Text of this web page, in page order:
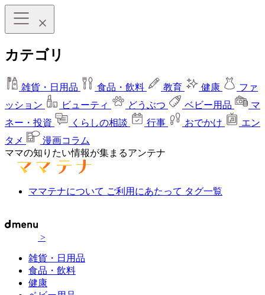
カテゴリ
雑貨・日用品 食品・飲料 教育 健康
ファ
ッション
ビューティ どうぶつ ベビー用品
マ
ネー・投資
くらしの相談 行事 おでかけ
エン
タメ
漫画コラム
ママの知りたい情報が集まるアンテナ
ママテナについて ご利用にあたって タグ一覧
>
雑貨・日用品
食品・飲料
健康